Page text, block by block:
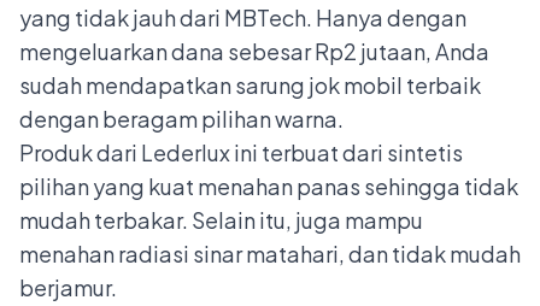
yang tidak jauh dari MBTech. Hanya dengan
mengeluarkan dana sebesar Rp2 jutaan, Anda
sudah mendapatkan sarung jok mobil terbaik
dengan beragam pilihan warna.
Produk dari Lederlux ini terbuat dari sintetis
pilihan yang kuat menahan panas sehingga tidak
mudah terbakar. Selain itu, juga mampu
menahan radiasi sinar matahari, dan tidak mudah
berjamur.